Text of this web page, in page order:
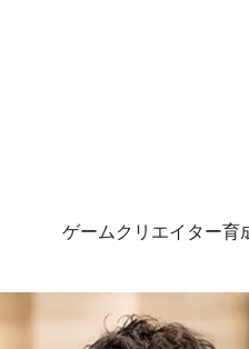
ゲームクリエイター育